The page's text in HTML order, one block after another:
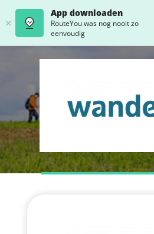
App downloaden
RouteYou was nog nooit zo
eenvoudig